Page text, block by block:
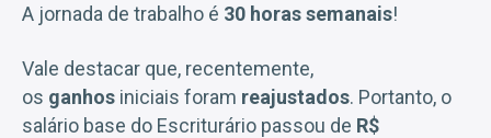
A jornada de trabalho é 30 horas semanais!
Vale destacar que, recentemente,
os ganhos iniciais foram reajustados. Portanto, o
salário base do Escriturário passou de R$